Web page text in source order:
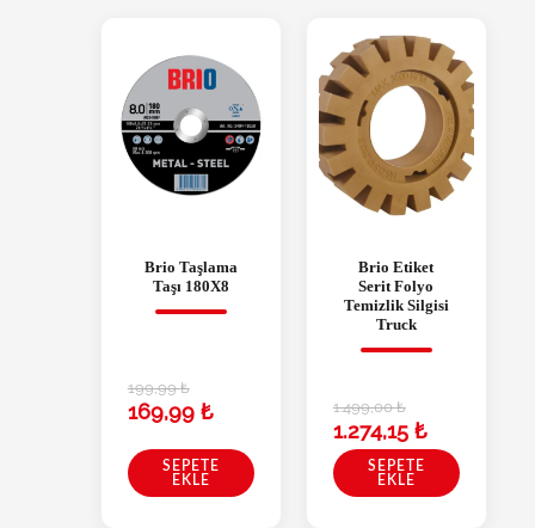
Brio Taşlama
Taşı 180X8
199,99₺
169,99 ₺
SEPETE
EKLE
Brio Etiket
Serit Folyo
Temizlik Silgisi
Truck
1.499,00₺
1.274,15 ₺
SEPETE
EKLE